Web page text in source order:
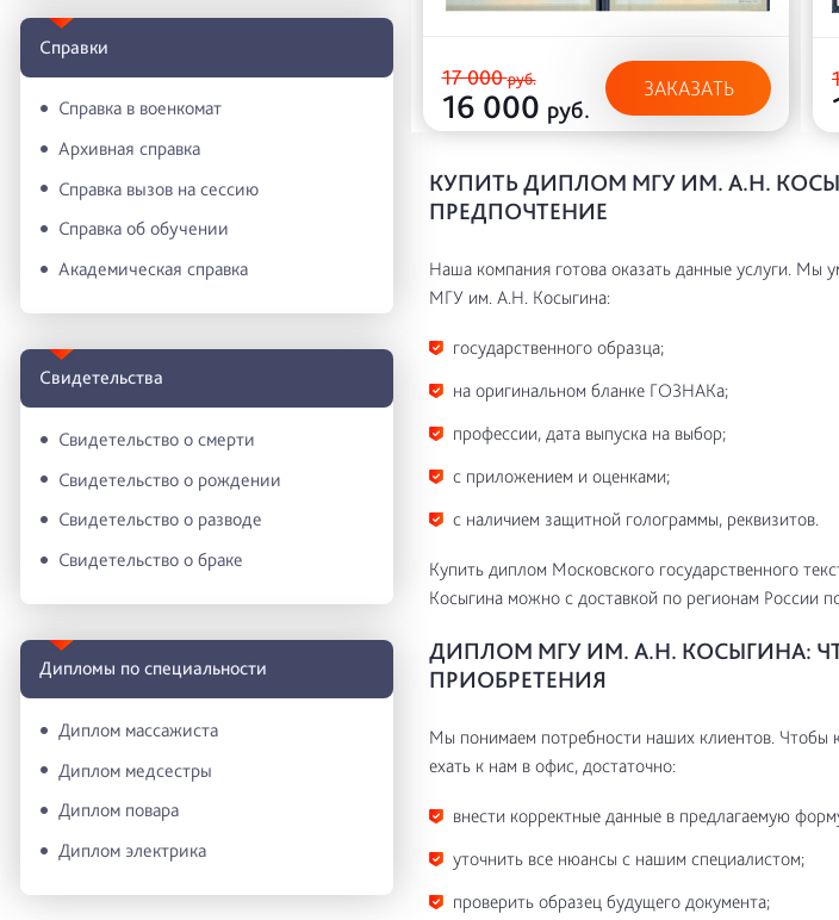
Справки
Справка в военкомат
Архивная справка
Справка вызов на сессию
Справка об обучении
Академическая справка
Свидетельства
Свидетельство о смерти
Свидетельство о рождении
Свидетельство о разводе
Свидетельство о браке
Дипломы по специальности
Диплом массажиста
Диплом медсестры
Диплом повара
Диплом электрика
17 000руб.
16 000 руб.
ЗАКАЗАТЬ
КУПИТЬ ДИПЛОМ МГУ ИМ. А.Н.
ПРЕДПОЧТЕНИЕ
Наша компания готова оказать данные услуги. Мы
МГУ им. А.Н. Косыгина:
государственного образца;
на оригинальном бланке ГОЗНАКа;
профессии, дата выпуска на выбор;
с приложением и оценками;
с наличием защитной голограммы, реквизитов.
Купить диплом Московского государственного
Косыгина можно с доставкой по регионам России
ДИПЛОМ МГУ ИМ. А.Н. КОСЫГИНА:
ПРИОБРЕТЕНИЯ
Мы понимаем потребности наших клиентов. Чтобы
ехать к нам в офис, достаточно:
внести корректные данные в предлагаемую
уточнить все нюансы с нашим специалистом;
проверить образец будущего документа;